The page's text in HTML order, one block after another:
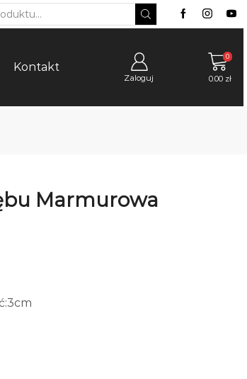
Kontakt
Zaloguj
0
0.00 zł
Marmurowa